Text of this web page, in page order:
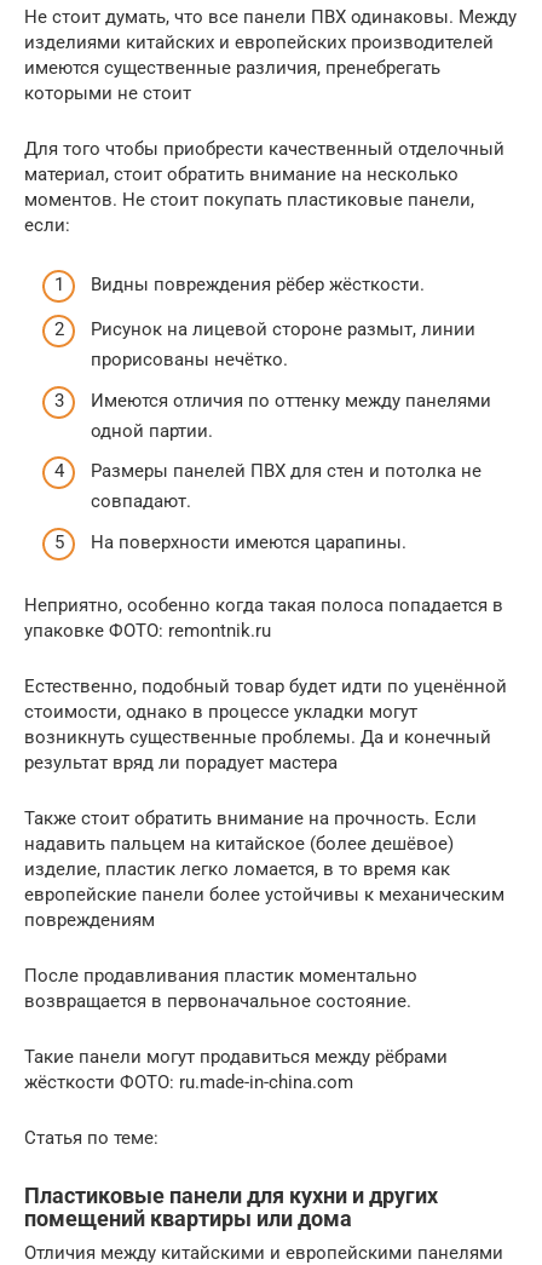
Не стоит думать, что все панели ПВХ одинаковы. Между
изделиями китайских и европейских производителей
имеются существенные различия, пренебрегать
которыми не стоит
Для того чтобы приобрести качественный отделочный
материал, стоит обратить внимание на несколько
моментов. Не стоит покупать пластиковые панели,
если:
Видны повреждения рёбер жёсткости.
Рисунок на лицевой стороне размыт, линии
прорисованы нечётко.
Имеются отличия по оттенку между панелями
одной партии.
Размеры панелей ПВХ для стен и потолка не
совпадают.
На поверхности имеются царапины.
Неприятно, особенно когда такая полоса попадается в
упаковке ФОТО: remontnik.ru
Естественно, подобный товар будет идти по уценённой
стоимости, однако в процессе укладки могут
возникнуть существенные проблемы. Да и конечный
результат вряд ли порадует мастера
Также стоит обратить внимание на прочность. Если
надавить пальцем на китайское (более дешёвое)
изделие, пластик легко ломается, в то время как
европейские панели более устойчивы к механическим
повреждениям
После продавливания пластик моментально
возвращается в первоначальное состояние.
Такие панели могут продавиться между рёбрами
жёсткости ФОТО: ru.made-in-china.com
Статья по теме:
Пластиковые панели для кухни и других
помещений квартиры или дома
Отличия между китайскими и европейскими панелями